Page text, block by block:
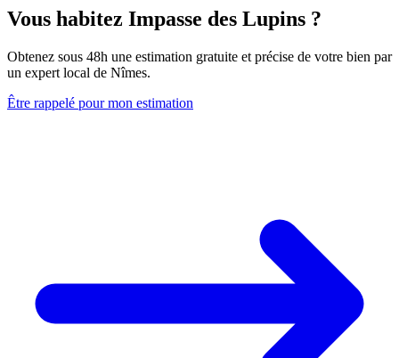
Vous habitez Impasse des Lupins ?
Obtenez sous 48h une estimation gratuite et précise de votre bien par
un expert local de Nîmes.
Être rappelé pour mon estimation